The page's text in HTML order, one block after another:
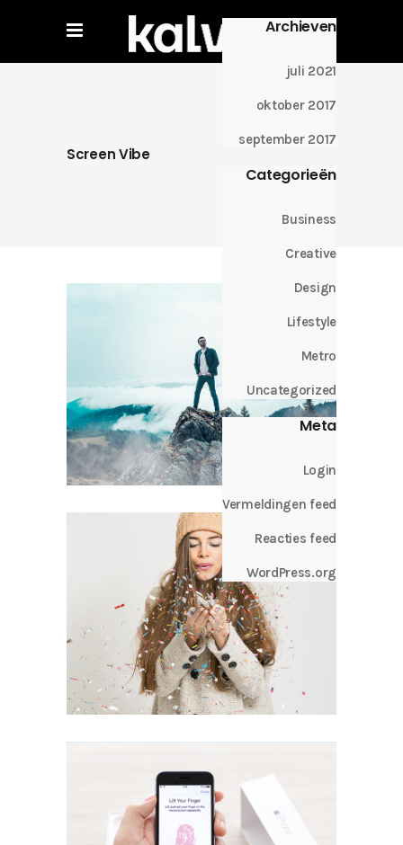
Archieven
juli 2021
oktober 2017
september 2017
Categorieën
Business
Creative
Design
Lifestyle
Metro
Uncategorized
Meta
Login
Vermeldingen feed
Reacties feed
WordPress.org
Screen Vibe